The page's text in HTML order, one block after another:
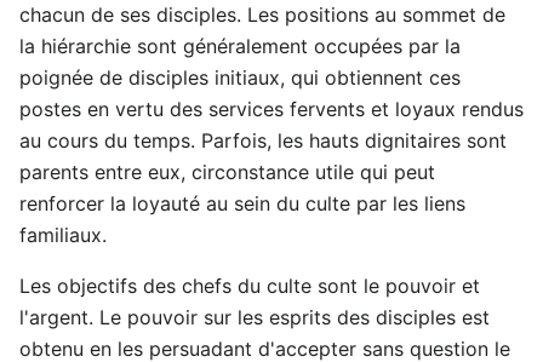
chacun de ses disciples. Les positions au sommet de
la hiérarchie sont généralement occupées par la
poignée de disciples initiaux, qui obtiennent ces
postes en vertu des services fervents et loyaux rendus
au cours du temps. Parfois, les hauts dignitaires sont
parents entre eux, circonstance utile qui peut
renforcer la loyauté au sein du culte par les liens
familiaux.
Les objectifs des chefs du culte sont le pouvoir et
l'argent. Le pouvoir sur les esprits des disciples est
obtenu en les persuadant d'accepter sans question le